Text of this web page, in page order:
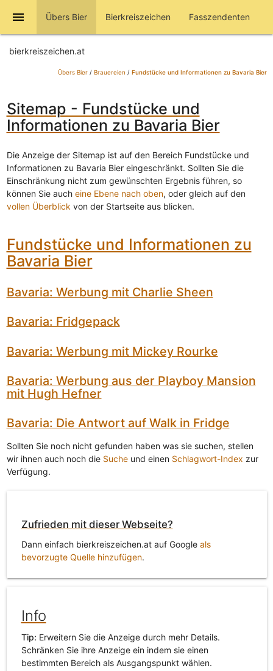
menu Übers Bier Bierkreiszeichen Fasszendenten
bierkreiszeichen.at
Übers Bier/ Brauereien / Fundstücke und Informationen zu Bavaria Bier
Sitemap - Fundstücke und
Informationen zu Bavaria Bier
Die Anzeige der Sitemap ist auf den Bereich Fundstücke und
Informationen zu Bavaria Bier eingeschränkt. Sollten Sie die
Einschränkung nicht zum gewünschten Ergebnis führen, so
können Sie auch eine Ebene nach oben, oder gleich auf den
vollen Überblick von der Startseite aus blicken.
Fundstücke und Informationen zu
Bavaria Bier
Bavaria: Werbung mit Charlie Sheen
Bavaria: Fridgepack
Bavaria: Werbung mit Mickey Rourke
Bavaria: Werbung aus der Playboy Mansion
mit Hugh Hefner
Bavaria: Die Antwort auf Walk in Fridge
Sollten Sie noch nicht gefunden haben was sie suchen, stellen
wir ihnen auch noch die Sucheund einen Schlagwort-Index zur
Verfügung.
Zufrieden mit dieser Webseite?
Dann einfach bierkreiszeichen.at auf Google als
bevorzugte Quelle hinzufügen.
Info
Tip: Erweitern Sie die Anzeige durch mehr Details.
Schränken Sie ihre Anzeige ein indem sie einen
bestimmten Bereich als Ausgangspunkt wählen.